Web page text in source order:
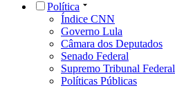
Política
Índice CNN
Governo Lula
Câmara dos Deputados
Senado Federal
Supremo Tribunal Federal
Políticas Públicas